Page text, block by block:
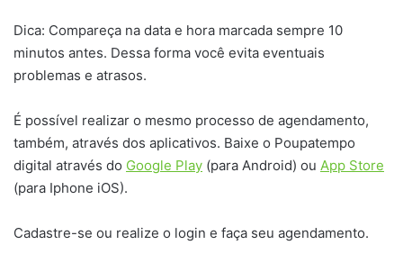
Dica: Compareça na data e hora marcada sempre 10
minutos antes. Dessa forma você evita eventuais
problemas e atrasos.
É possível realizar o mesmo processo de agendamento,
também, através dos aplicativos. Baixe o Poupatempo
digital através do Google Play (para Android) ou App Store
(para Iphone iOS).
Cadastre-se ou realize o login e faça seu agendamento.